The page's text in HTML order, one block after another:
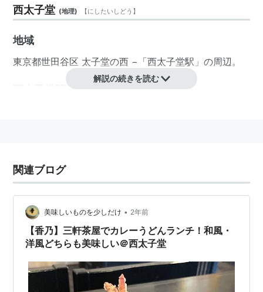
西太子堂 (地理) 【にしたいしどう 】
地域
東京都世田谷区 太子堂の西 −「西太子堂駅 」の周辺。
西太子堂駅 東京急行電鉄（世田谷線）
解説の続きを読む
関連ブログ
美味しいものを少しだけ • 2年前
【香乃】三軒茶屋でカレーうどんランチ！和風・
洋風どちらも美味しい＠西太子堂